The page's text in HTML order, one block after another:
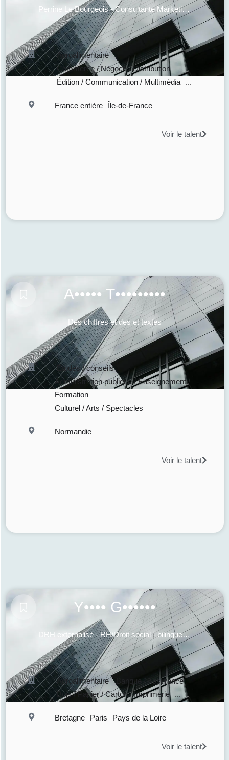
Perrine Le Bourgeois - Consultante Marketing, Stratégie & Expérience
Agroalimentaire
Commerce / Négoce / Distribution
Édition / Communication / Multimédia
...
France entière Île-de-France
Voir le talent
A••••• T•••••••••
Des chiffres et des et textes
Études / conseils
Administration publique / Enseignement /
Formation
Culturel / Arts / Spectacles
Normandie
Voir le talent
Y•••• G••••••
DRH externalisé - RH/Droit social - bilingue anglais
Agroalimentaire Banque / Assurance
Bois / Papier / Carton / Imprimerie
...
Bretagne Paris Pays de la Loire
Voir le talent